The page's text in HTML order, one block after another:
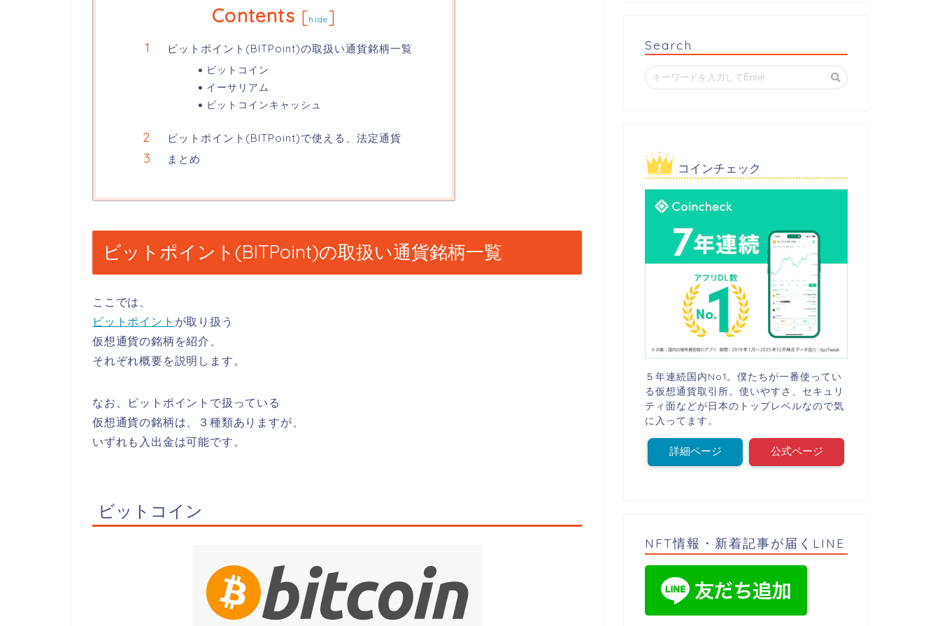
Contents [hide]
ビットポイント(BITPoint)の取扱い通貨銘柄一覧
ビットコイン
イーサリアム
ビットコインキャッシュ
ビットポイント(BITPoint)で使える、法定通貨
まとめ
ビットポイント(BITPoint)の取扱い通貨銘柄一覧
ここでは、
ビットポイント が取り扱う
仮想通貨の銘柄を紹介、
それぞれ概要を説明します。
なお、ビットポイントで扱っている
仮想通貨の銘柄は、３種類ありますが、
いずれも入出金は可能です。
ビットコイン
Search
コインチェック
５年連続国内No1。僕たちが一番使ってい
る仮想通貨取引所。使いやすさ、セキュリ
ティ面などが日本のトップレベルなので気
に入ってます。
詳細ページ 公式ページ
NFT情報・新着記事が届くLINE